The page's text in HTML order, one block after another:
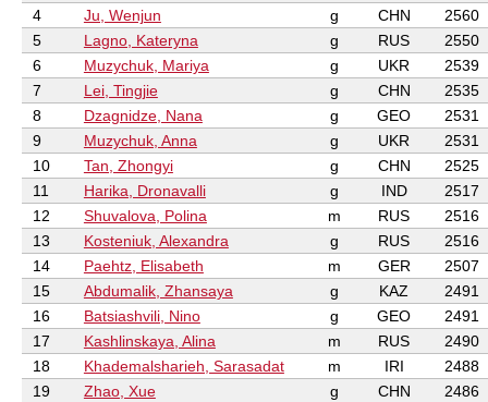
4
Ju, Wenjun g CHN
2560
5
Lagno, Kateryna g RUS
2550
6
Muzychuk, Mariya g UKR
2539
7
Lei, Tingjie g CHN
2535
8
Dzagnidze, Nana g GEO
2531
9
Muzychuk, Anna g UKR
2531
10
Tan, Zhongyi g CHN
2525
11
Harika, Dronavalli g IND
2517
12
Shuvalova, Polina m RUS
2516
13
Kosteniuk, Alexandra g RUS
2516
14
Paehtz, Elisabeth m GER
2507
15
Abdumalik, Zhansaya g KAZ
2491
16
Batsiashvili, Nino g GEO
2491
17
Kashlinskaya, Alina m RUS
2490
18
Khademalsharieh, Sarasadat m IRI
2488
19
Zhao, Xue g CHN
2486